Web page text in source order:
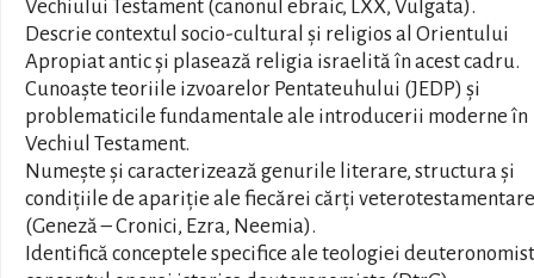
Vechiului Testament (canonul ebraic, LXX, Vulgata).
Descrie contextul socio-cultural și religios al Orientului
Apropiat antic și plasează religia israelită în acest cadru.
Cunoaște teoriile izvoarelor Pentateuhului (JEDP) și
problematicile fundamentale ale introducerii moderne în
Vechiul Testament.
Numește și caracterizează genurile literare, structura și
condițiile de apariție ale fiecărei cărți veterotestamentare
(Geneză – Cronici, Ezra, Neemia).
Identifică conceptele specifice ale teologiei